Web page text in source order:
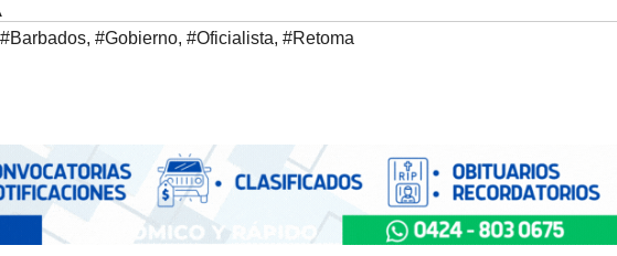
#Barbados, #Gobierno, #Oficialista, #Retoma